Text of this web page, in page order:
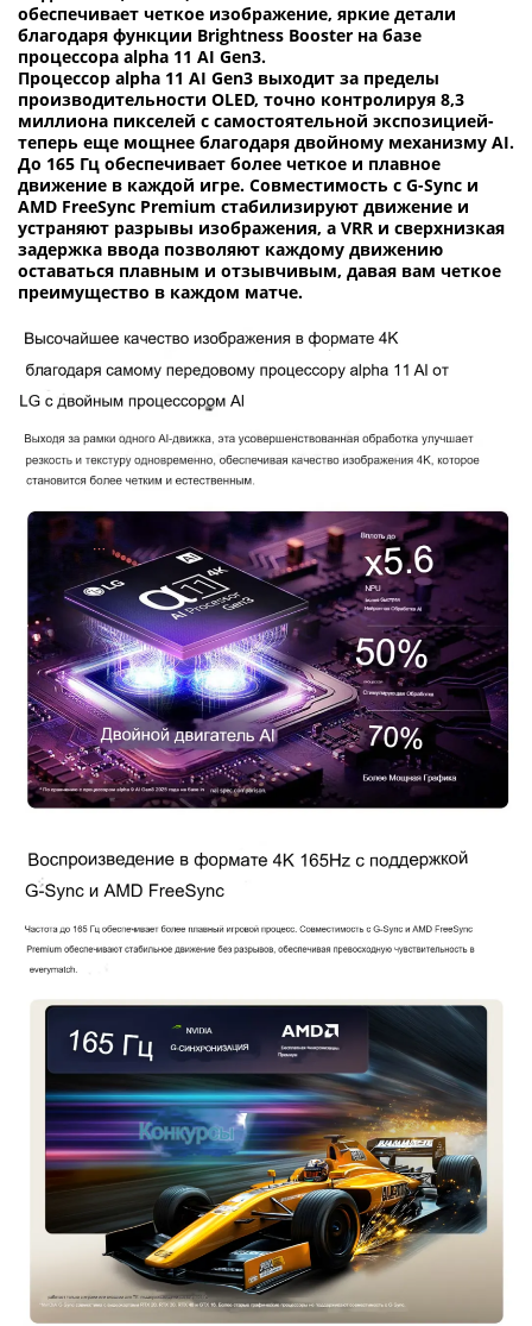
обеспечивает четкое изображение, яркие детали
благодаря функции Brightness Booster на базе
процессора alpha 11 AI Gen3.
Процессор alpha 11 AI Gen3 выходит за пределы
производительности OLED, точно контролируя 8,3
миллиона пикселей с самостоятельной экспозицией-
теперь еще мощнее благодаря двойному механизму AI.
До 165 Гц обеспечивает более четкое и плавное
движение в каждой игре. Совместимость с G-Sync и
AMD FreeSync Premium стабилизируют движение и
устраняют разрывы изображения, а VRR и сверхнизкая
задержка ввода позволяют каждому движению
оставаться плавным и отзывчивым, давая вам четкое
преимущество в каждом матче.